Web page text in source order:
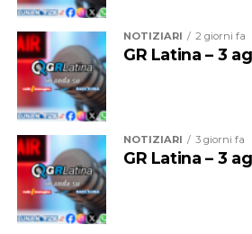
NOTIZIARI 2 giorni fa
GR Latina – 3
NOTIZIARI 3 giorni fa
GR Latina – 3